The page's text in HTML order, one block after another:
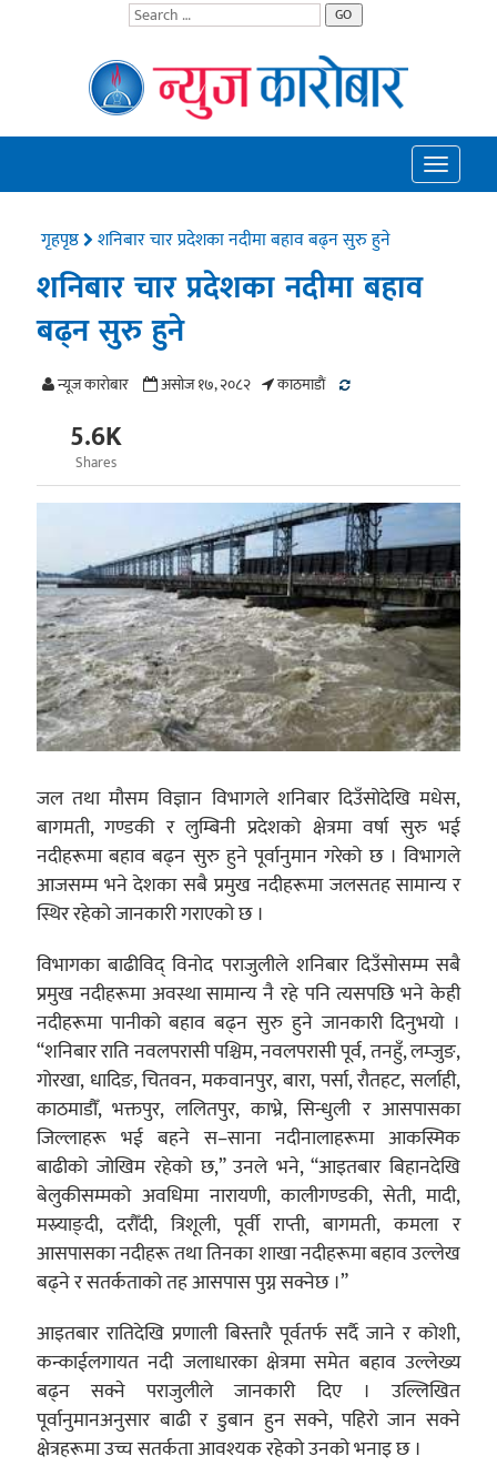
GO
Toggle
गृहपृष्ठ शनिबार चार प्रदेशका नदीमा बहाव बढ्न सुरु हुने
शनिबार चार प्रदेशका नदीमा बहाव
बढ्न सुरु हुने
न्यूज काराेबार असोज १७, २०८२ काठमाडाैं
5.6K
Shares
जल तथा मौसम विज्ञान विभागले शनिबार दिउँसोदेखि मधेस,
बागमती, गण्डकी र लुम्बिनी प्रदेशको क्षेत्रमा वर्षा सुरु भई
नदीहरूमा बहाव बढ्न सुरु हुने पूर्वानुमान गरेको छ । विभागले
आजसम्म भने देशका सबै प्रमुख नदीहरूमा जलसतह सामान्य र
स्थिर रहेको जानकारी गराएको छ ।
विभागका बाढीविद् विनोद पराजुलीले शनिबार दिउँसोसम्म सबै
प्रमुख नदीहरूमा अवस्था सामान्य नै रहे पनि त्यसपछि भने केही
नदीहरूमा पानीको बहाव बढ्न सुरु हुने जानकारी दिनुभयो ।
“शनिबार राति नवलपरासी पश्चिम, नवलपरासी पूर्व, तनहुँ, लम्जुङ,
गोरखा, धादिङ, चितवन, मकवानपुर, बारा, पर्सा, रौतहट, सर्लाही,
काठमाडौँ, भक्तपुर, ललितपुर, काभ्रे, सिन्धुली र आसपासका
जिल्लाहरू भई बहने स–साना नदीनालाहरूमा आकस्मिक
बाढीको जोखिम रहेको छ,” उनले भने, “आइतबार बिहानदेखि
बेलुकीसम्मको अवधिमा नारायणी, कालीगण्डकी, सेती, मादी,
मस्र्याङ्दी, दरौँदी, त्रिशूली, पूर्वी राप्ती, बागमती, कमला र
आसपासका नदीहरू तथा तिनका शाखा नदीहरूमा बहाव उल्लेख
बढ्ने र सतर्कताको तह आसपास पुग्न सक्नेछ ।”
आइतबार रातिदेखि प्रणाली बिस्तारै पूर्वतर्फ सर्दै जाने र कोशी,
कन्काईलगायत नदी जलाधारका क्षेत्रमा समेत बहाव उल्लेख्य
बढ्न सक्ने पराजुलीले जानकारी दिए । उल्लिखित
पूर्वानुमानअनुसार बाढी र डुबान हुन सक्ने, पहिरो जान सक्ने
क्षेत्रहरूमा उच्च सतर्कता आवश्यक रहेको उनको भनाइ छ ।